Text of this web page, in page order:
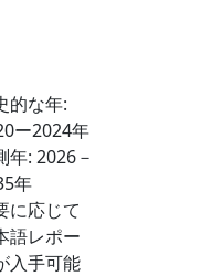
的な年:
ー2024年
年: 2026－
年
に応じて
語レポー
入手可能